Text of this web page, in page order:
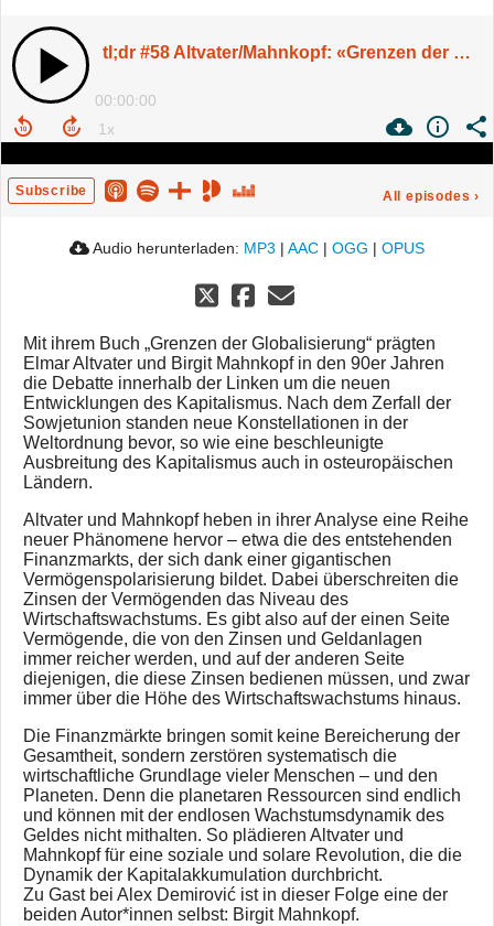
tl;dr #58 Altvater/Mahnkopf: «Grenzen der Globalisierung» | Mit Birgit Mahnkopf
00:00:00
Subscribe All episodes ›
Audio herunterladen: MP3 | AAC | OGG | OPUS
Mit ihrem Buch „Grenzen der Globalisierung“ prägten
Elmar Altvater und Birgit Mahnkopf in den 90er Jahren
die Debatte innerhalb der Linken um die neuen
Entwicklungen des Kapitalismus. Nach dem Zerfall der
Sowjetunion standen neue Konstellationen in der
Weltordnung bevor, so wie eine beschleunigte
Ausbreitung des Kapitalismus auch in osteuropäischen
Ländern.
Altvater und Mahnkopf heben in ihrer Analyse eine Reihe
neuer Phänomene hervor – etwa die des entstehenden
Finanzmarkts, der sich dank einer gigantischen
Vermögenspolarisierung bildet. Dabei überschreiten die
Zinsen der Vermögenden das Niveau des
Wirtschaftswachstums. Es gibt also auf der einen Seite
Vermögende, die von den Zinsen und Geldanlagen
immer reicher werden, und auf der anderen Seite
diejenigen, die diese Zinsen bedienen müssen, und zwar
immer über die Höhe des Wirtschaftswachstums hinaus.
Die Finanzmärkte bringen somit keine Bereicherung der
Gesamtheit, sondern zerstören systematisch die
wirtschaftliche Grundlage vieler Menschen – und den
Planeten. Denn die planetaren Ressourcen sind endlich
und können mit der endlosen Wachstumsdynamik des
Geldes nicht mithalten. So plädieren Altvater und
Mahnkopf für eine soziale und solare Revolution, die die
Dynamik der Kapitalakkumulation durchbricht.
Zu Gast bei Alex Demirović ist in dieser Folge eine der
beiden Autor*innen selbst: Birgit Mahnkopf.